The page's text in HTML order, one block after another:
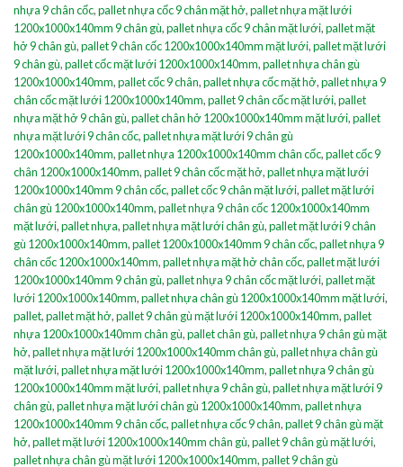
nhựa 9 chân cốc,pallet nhựa cốc 9 chân mặt hở,pallet nhựa mặt lưới
1200x1000x140mm 9 chân gù,pallet nhựa cốc 9 chân mặt lưới,pallet mặt
hở 9 chân gù,pallet 9 chân cốc 1200x1000x140mm mặt lưới,pallet mặt lưới
9 chân gù,pallet cốc mặt lưới 1200x1000x140mm,pallet nhựa chân gù
1200x1000x140mm,pallet cốc 9 chân,pallet nhựa cốc mặt hở,pallet nhựa 9
chân cốc mặt lưới 1200x1000x140mm,pallet 9 chân cốc mặt lưới,pallet
nhựa mặt hở 9 chân gù,pallet chân hở 1200x1000x140mm mặt lưới,pallet
nhựa mặt lưới 9 chân cốc,pallet nhựa mặt lưới 9 chân gù
1200x1000x140mm,pallet nhựa 1200x1000x140mm chân cốc,pallet cốc 9
chân 1200x1000x140mm,pallet 9 chân cốc mặt hở,pallet nhựa mặt lưới
1200x1000x140mm 9 chân cốc,pallet cốc 9 chân mặt lưới,pallet mặt lưới
chân gù 1200x1000x140mm,pallet nhựa 9 chân cốc 1200x1000x140mm
mặt lưới,pallet nhựa,pallet nhựa mặt lưới chân gù,pallet mặt lưới 9 chân
gù 1200x1000x140mm,pallet 1200x1000x140mm 9 chân cốc,pallet nhựa 9
chân cốc 1200x1000x140mm,pallet nhựa mặt hở chân cốc,pallet mặt lưới
1200x1000x140mm 9 chân gù,pallet nhựa 9 chân cốc mặt lưới,pallet mặt
lưới 1200x1000x140mm,pallet nhựa chân gù 1200x1000x140mm mặt lưới,
pallet,pallet mặt hở,pallet 9 chân gù mặt lưới 1200x1000x140mm,pallet
nhựa 1200x1000x140mm chân gù,pallet chân gù,pallet nhựa 9 chân gù mặt
hở,pallet nhựa mặt lưới 1200x1000x140mm chân gù,pallet nhựa chân gù
mặt lưới,pallet nhựa mặt lưới 1200x1000x140mm,pallet nhựa 9 chân gù
1200x1000x140mm mặt lưới,pallet nhựa 9 chân gù,pallet nhựa mặt lưới 9
chân gù,pallet nhựa mặt lưới chân gù 1200x1000x140mm,pallet nhựa
1200x1000x140mm 9 chân cốc,pallet nhựa cốc 9 chân,pallet 9 chân gù mặt
hở,pallet mặt lưới 1200x1000x140mm chân gù,pallet 9 chân gù mặt lưới,
pallet nhựa chân gù mặt lưới 1200x1000x140mm,pallet 9 chân gù